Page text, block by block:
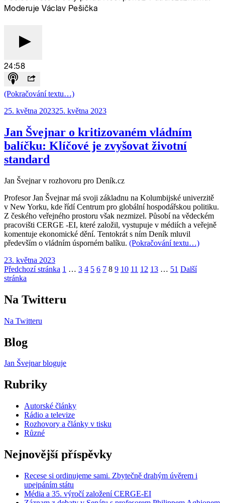
(Pokračování textu…)
Publikováno:
25. května 202325. května 2023
Jan Švejnar o kritizovaném vládním
balíčku: Klíčové je zvyšovat životní
standard
Jan Švejnar v rozhovoru pro Deník.cz
Profesor Jan Švejnar má svoji základnu na Kolumbijské univerzitě
v New Yorku, kde řídí Centrum pro globální hospodářskou politiku.
Z českého veřejného prostoru však nezmizel. Působí na vědeckém
pracovišti CERGE -EI, které založil, vystupuje v médiích a veřejně
komentuje ekonomické dění. Tentokrát s ním Deník mluvil
především o vládním úsporném balíku. (Pokračování textu…)
Publikováno:
23. května 2023
Stránkování
příspěvků
Předchozí stránka Stránka:
1 … Stránka:
3 Stránka:
4 Stránka:
5 Stránka:
6 Stránka:
7 Stránka:
8 Stránka:
9 Stránka:
10 Stránka:
11 Stránka:
12 Stránka:
13 … Stránka:
51 Další
stránka
Na Twitteru
Na Twitteru
Blog
Jan Švejnar bloguje
Rubriky
Autorské články
Rádio a televize
Rozhovory a články v tisku
Různé
Nejnovější příspěvky
Recese si ordinujeme sami. Zbytečně drahým úvěrem i
upejpáním státu
Média a 35. výročí založení CERGE-EI